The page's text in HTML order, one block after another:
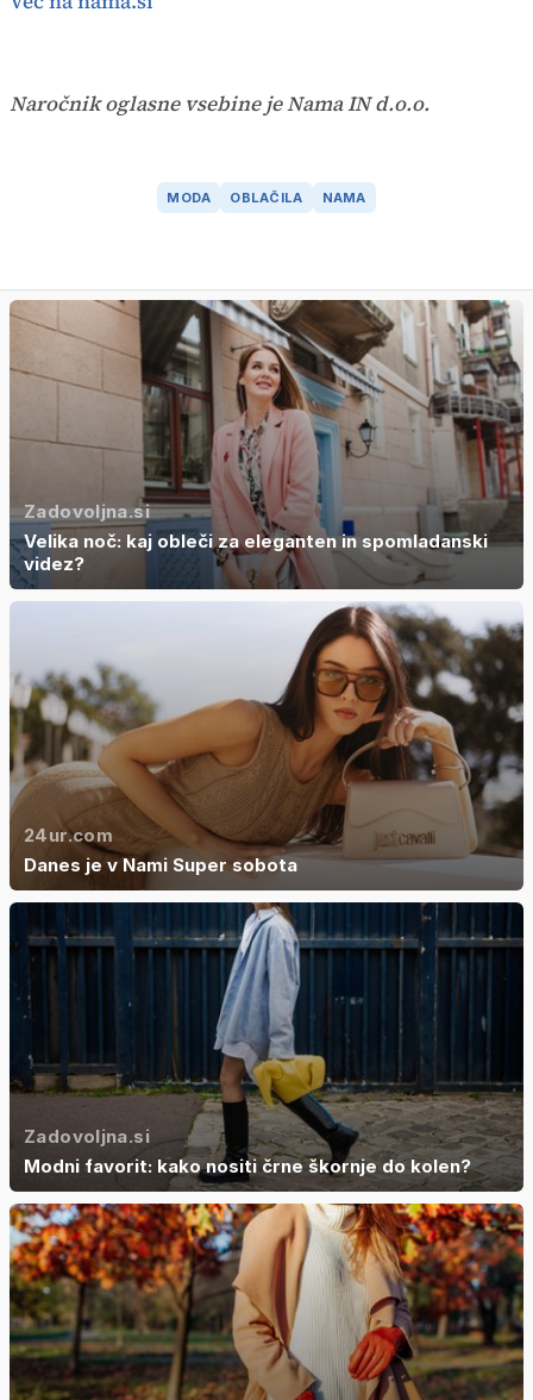
Naročnik oglasne vsebine je Nama IN d.o.o.
MODA OBLAČILA NAMA
Zadovoljna.si
Velika noč: kaj obleči za eleganten in spomladanski
videz?
24ur.com
Danes je v Nami Super sobota
Zadovoljna.si
Modni favorit: kako nositi črne škornje do kolen?